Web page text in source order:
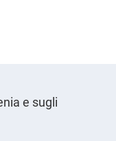
e sugli